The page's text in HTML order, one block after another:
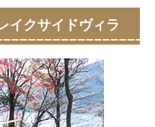
イクサイドヴィラ